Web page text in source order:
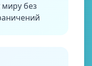
без